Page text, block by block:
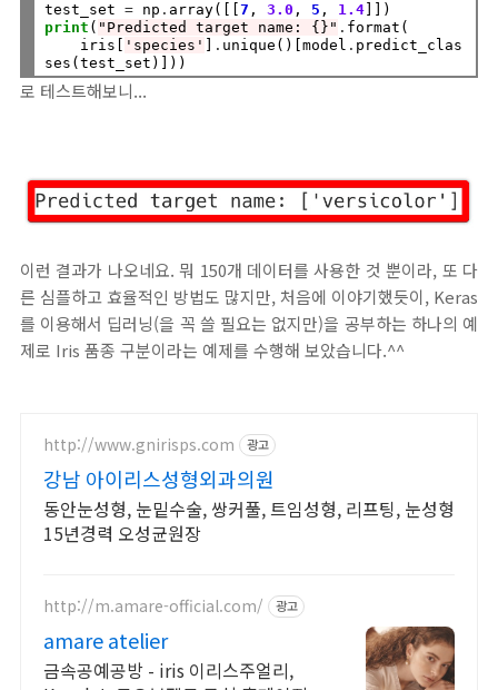
test_set = np . array([[7 , 3.0 , 5 , 1.4
print ( "Predicted target name: {}" . format(
    iris[
'species' . unique()[model . predict_clas
로 테스트해보니...
이런 결과가 나오네요. 뭐 150개 데이터를 사용한 것 뿐이라, 또 다
른 심플하고 효율적인 방법도 많지만, 처음에 이야기했듯이, Keras
를 이용해서 딥러닝(을 꼭 쓸 필요는 없지만)을 공부하는 하나의 예
제로 Iris 품종 구분이라는 예제를 수행해 보았습니다.^^
http://www.gnirisps.com 광고
강남 아이리스성형외과의원
동안눈성형, 눈밑수술, 쌍커풀, 트임성형, 리프팅, 눈성형
15년경력 오성균원장
http://m.amare-official.com/ 광고
amare atelier
금속공예공방 - iris 이리스주얼리,